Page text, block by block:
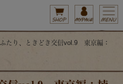
たり、ときどき交信vol.9 東京編：